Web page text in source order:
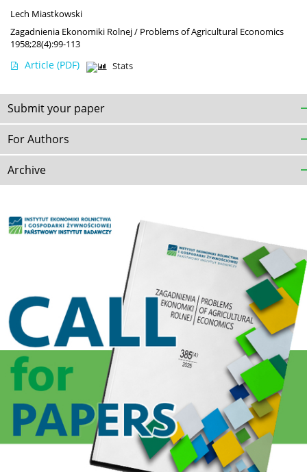
Lech Miastkowski
Zagadnienia Ekonomiki Rolnej / Problems of Agricultural Economics
1958;28(4):99-113
Article (PDF) Stats
Submit your paper
For Authors
Archive